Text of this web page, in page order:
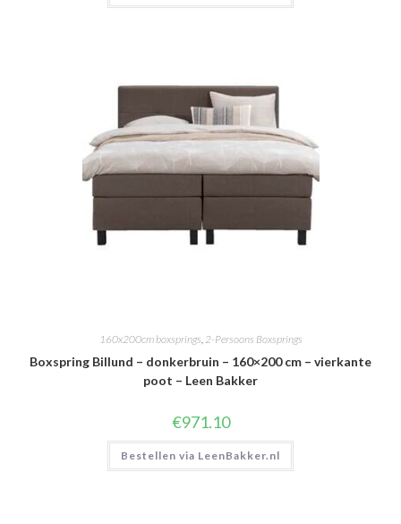
160x200cm boxsprings 2-Persoons Boxsprings
Boxspring Billund – donkerbruin – 160×200 cm – vierkante
poot – Leen Bakker
€971.10
Bestellen via LeenBakker.nl